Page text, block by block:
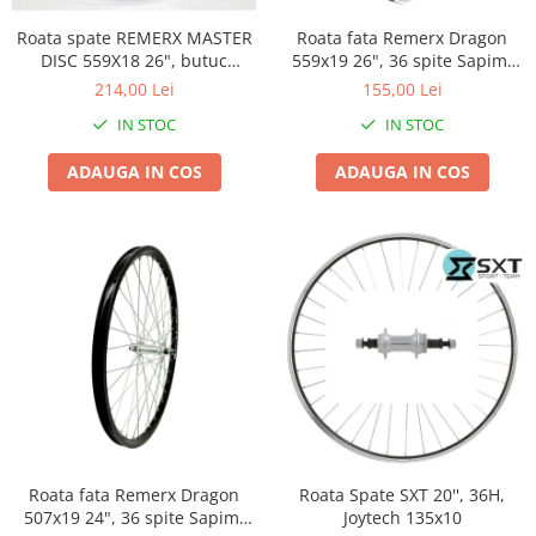
Camere
Cuvete (headset)
Frâne pe jantă
Discuri (rotoare)
Frâne pe disc
Piese furci
Furci cu suspensie
Ghidaje și întinzătoare lanț
Ghidoane și atașabile
Jante
Pompe
Produse întreținere
Sisteme antifurt
Suporți și portbagaje auto
Încălțăminte
Roata spate REMERX MASTER
DISC 559X18 26", butuc
Fastace 135x9 QR
214,00 Lei
IN STOC
ADAUGA IN COS
Roata fata Remerx Dragon
559x19 26", 36 spite Sapim,
butuc Bitex 100x10
155,00 Lei
IN STOC
ADAUGA IN COS
Roata fata Remerx Dragon
507x19 24", 36 spite Sapim,
Roata Spate SXT 20'', 36H,
Joytech 135x10